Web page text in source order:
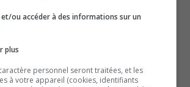
ou accéder à des informations sur un
plus
personnel seront traitées, et les
à votre appareil (cookies, identifiants